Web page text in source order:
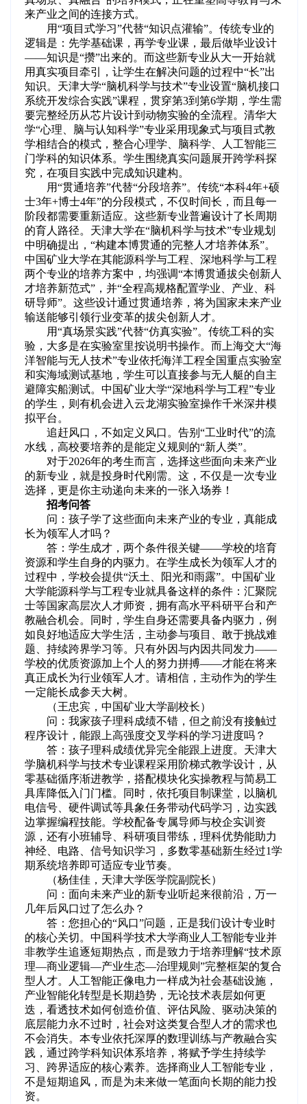
来产业之间的连接方式。
用“项目式学习”代替“知识点灌输”。传统专业的
逻辑是：先学基础课，再学专业课，最后做毕业设计
——知识是“攒”出来的。而这些新专业从大一开始就
用真实项目牵引，让学生在解决问题的过程中“长”出
知识。天津大学“脑机科学与技术”专业设置“脑机接口
系统开发综合实践”课程，贯穿第3到第6学期，学生需
要完整经历从芯片设计到动物实验的全流程。清华大
学“心理、脑与认知科学”专业采用现象式与项目式教
学相结合的模式，整合心理学、脑科学、人工智能三
门学科的知识体系。学生围绕真实问题展开跨学科探
究，在项目实践中完成知识建构。
用“贯通培养”代替“分段培养”。传统“本科4年+硕
士3年+博士4年”的分段模式，不仅时间长，而且每一
阶段都需要重新适应。这些新专业普遍设计了长周期
的育人路径。天津大学在“脑机科学与技术”专业规划
中明确提出，“构建本博贯通的完整人才培养体系”。
中国矿业大学在其能源科学与工程、深地科学与工程
两个专业的培养方案中，均强调“本博贯通拔尖创新人
才培养新范式”，并“全程高规格配置学业、产业、科
研导师”。这些设计通过贯通培养，将为国家未来产业
输送能够引领行业变革的拔尖创新人才。
用“真场景实践”代替“仿真实验”。传统工科的实
验，大多是在实验室里按说明书操作。而上海交大“海
洋智能与无人技术”专业依托海洋工程全国重点实验室
和实海域测试基地，学生可以直接参与无人艇的自主
避障实船测试。中国矿业大学“深地科学与工程”专业
的学生，则有机会进入云龙湖实验室操作千米深井模
拟平台。
追赶风口，不如定义风口。告别“工业时代”的流
水线，高校要培养的是能定义规则的“新人类”。
对于2026年的考生而言，选择这些面向未来产业
的新专业，就是投身时代刚需。这，不仅是一次专业
选择，更是你主动递向未来的一张入场券！
招考问答
问：孩子学了这些面向未来产业的专业，真能成
长为领军人才吗？
答：学生成才，两个条件很关键——学校的培育
资源和学生自身的内驱力。在学生成长为领军人才的
过程中，学校会提供“沃土、阳光和雨露”。中国矿业
大学能源科学与工程专业就具备这样的条件：汇聚院
士等国家高层次人才师资，拥有高水平科研平台和产
教融合机会。同时，学生自身还需要具备内驱力，例
如良好地适应大学生活，主动参与项目、敢于挑战难
题、持续跨界学习等。只有外因与内因共同发力——
学校的优质资源加上个人的努力拼搏——才能在将来
真正成长为行业领军人才。请相信，主动作为的学生
一定能长成参天大树。
（王忠宾，中国矿业大学副校长）
问：我家孩子理科成绩不错，但之前没有接触过
程序设计，能跟上高强度交叉学科的学习进度吗？
答：孩子理科成绩优异完全能跟上进度。天津大
学脑机科学与技术专业课程采用阶梯式教学设计，从
零基础循序渐进教学，搭配模块化实操教程与简易工
具库降低入门门槛。同时，依托项目制课堂，以脑机
电信号、硬件调试等具象任务带动代码学习，边实践
边掌握编程技能。学校配备专属导师与校企实训资
源，还有小班辅导、科研项目带练，理科优势能助力
神经、电路、信号知识学习，多数零基础新生经过1学
期系统培养即可适应专业节奏。
（杨佳佳，天津大学医学院副院长）
问：面向未来产业的新专业听起来很前沿，万一
几年后风口过了怎么办？
答：您担心的“风口”问题，正是我们设计专业时
的核心关切。中国科学技术大学商业人工智能专业并
非教学生追逐短期热点，而是致力于培养理解“技术原
理—商业逻辑—产业生态—治理规则”完整框架的复合
型人才。人工智能正像电力一样成为社会基础设施，
产业智能化转型是长期趋势，无论技术表层如何更
迭，看透技术如何创造价值、评估风险、驱动决策的
底层能力永不过时，社会对这类复合型人才的需求也
不会消失。本专业依托深厚的数理训练与产教融合实
践，通过跨学科知识体系培养，将赋予学生持续学
习、跨界适应的核心素养。选择商业人工智能专业，
不是短期追风，而是为未来做一笔面向长期的能力投
资。